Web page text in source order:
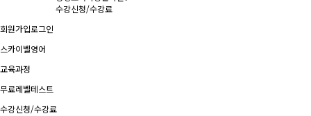
수강신청/수강료
회원가입로그인
스카이벨영어
교육과정
무료레벨테스트
수강신청/수강료